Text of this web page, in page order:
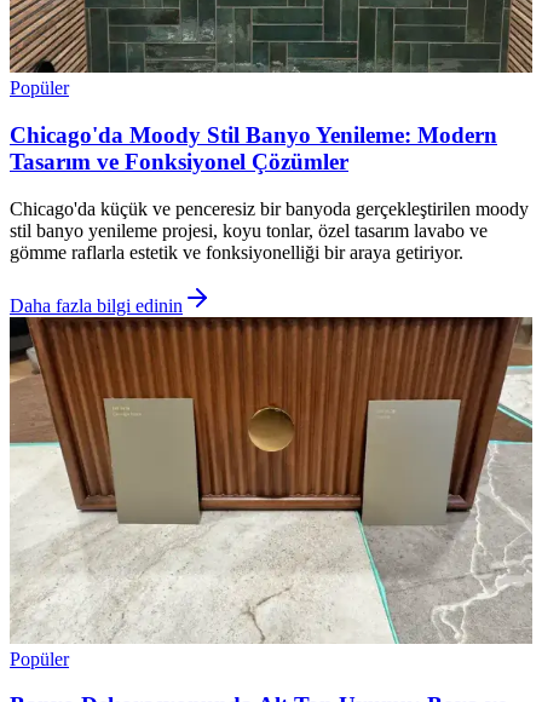
Popüler
Chicago'da Moody Stil Banyo Yenileme: Modern
Tasarım ve Fonksiyonel Çözümler
Chicago'da küçük ve penceresiz bir banyoda gerçekleştirilen moody
stil banyo yenileme projesi, koyu tonlar, özel tasarım lavabo ve
gömme raflarla estetik ve fonksiyonelliği bir araya getiriyor.
Daha fazla bilgi edinin
Popüler